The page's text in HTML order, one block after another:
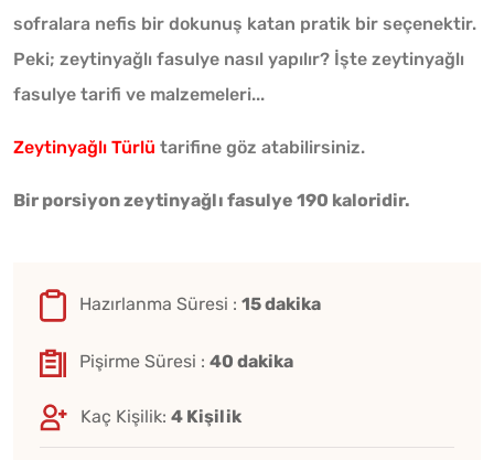
sofralara nefis bir dokunuş katan pratik bir seçenektir.
Peki; zeytinyağlı fasulye nasıl yapılır? İşte zeytinyağlı
fasulye tarifi ve malzemeleri...
Zeytinyağlı Türlü tarifine göz atabilirsiniz.
Bir porsiyon zeytinyağlı fasulye 190 kaloridir.
Hazırlanma Süresi : 15 dakika
Pişirme Süresi : 40 dakika
Kaç Kişilik: 4 Kişilik